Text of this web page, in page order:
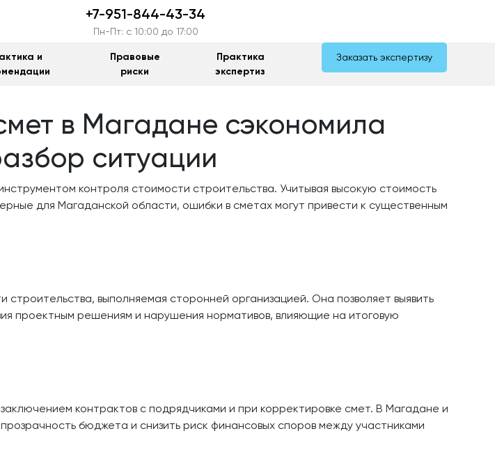
+7-951-844-43-34
Пн-Пт: c 10:00 до 17:00
и
Правовые
риски
Практика
экспертиз
Заказать экспертизу
в Магадане сэкономила
ситуации
контроля стоимости строительства. Учитывая высокую стоимость
для Магаданской области, ошибки в сметах могут привести к существенным
выполняемая сторонней организацией. Она позволяет выявить
проектным решениям и нарушения нормативов, влияющие на итоговую
контрактов с подрядчиками и при корректировке смет. В Магадане и
бюджета и снизить риск финансовых споров между участниками